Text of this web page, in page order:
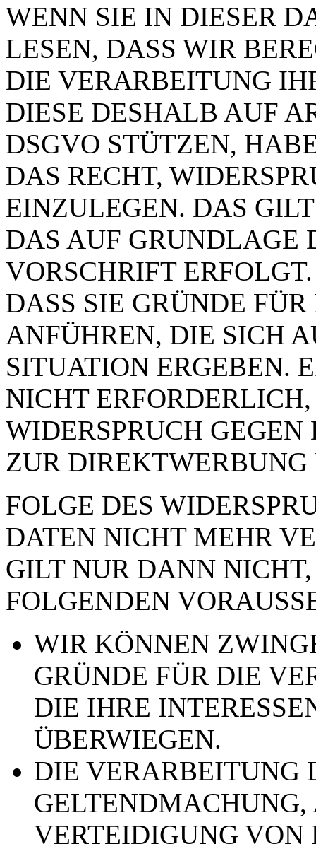
WENN SIE IN DIESER
LESEN, DASS WIR
DIE VERARBEITUNG
DIESE DESHALB AUF
DSGVO STÜTZEN,
DAS RECHT,
EINZULEGEN. DAS
DAS AUF GRUNDLAGE
VORSCHRIFT
DASS SIE GRÜNDE
ANFÜHREN, DIE SICH
SITUATION ERGEBEN.
NICHT
WIDERSPRUCH
ZUR DIREKTWERBUNG
FOLGE DES
DATEN NICHT MEHR
GILT NUR DANN
FOLGENDEN
WIR KÖNNEN
GRÜNDE FÜR DIE
DIE IHRE
ÜBERWIEGEN.
DIE VERARBEITUNG
VERTEIDIGUNG VON